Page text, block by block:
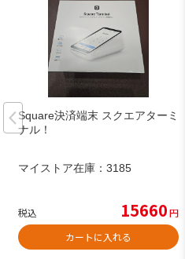
Square決済端末 スクエアターミ
ナル！
マイストア在庫： 3185
税込 15660円
カートに入れる